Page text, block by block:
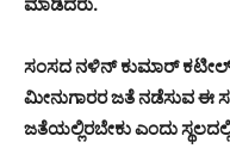
ಮಾಡಿದರು.
ಸಂಸದ ನಳಿನ್ ಕುಮಾರ್
ಮೀನುಗಾರರ ಜತೆ ನಡೆಸುವ ಈ
ಜತೆಯಲ್ಲಿರಬೇಕು ಎಂದು